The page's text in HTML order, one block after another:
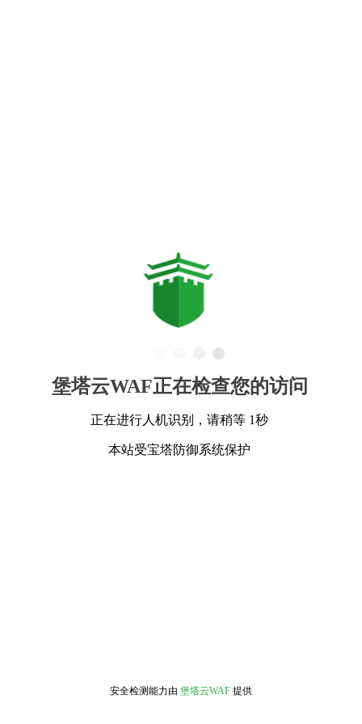
堡塔云WAF正在检查您的访问
正在进行人机识别，请稍等 1秒
本站受宝塔防御系统保护
安全检测能力由 堡塔云WAF 提供